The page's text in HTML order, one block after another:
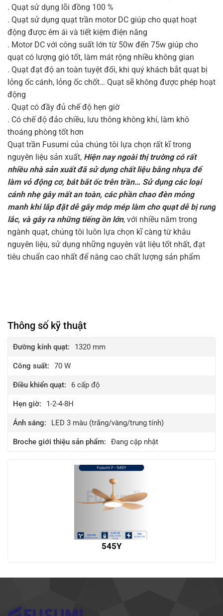
. Quạt sử dụng lõi đồng 100 %
. Quạt sử dụng quạt trần motor DC giúp cho quạt hoạt
động được êm ái và tiết kiệm điện năng
. Motor DC với công suất lớn từ 50w đến 75w giúp cho
quạt có lượng gió tốt, làm mát rộng nhiều không gian
. Quạt đạt độ an toàn tuyệt đối, khi quý khách bắt quạt bị
lỏng ốc cánh, lỏng ốc chốt… Quạt sẽ không được phép hoạt
động
. Quạt có đầy đủ chế độ hẹn giờ
. Có chế độ đảo chiều, lưu thông không khí, làm khô
thoáng phòng tốt hơn
Quạt trần Fusumi của chúng tôi lựa chọn rất kĩ trong
nguyên liệu sản xuất, Hiện nay ngoài thị trường có rất
nhiều nhà sản xuất đã sử dụng chất liệu bằng nhựa để
làm vỏ động cơ, bát bắt ốc trên trần… Sử dụng các loại
cánh nhẹ gây mất an toàn, các phần chao đèn mỏng
manh khi lắp đặt dễ gây móp mép làm cho quạt dễ bị rung
lắc, và gây ra những tiếng ồn lớn, với nhiều năm trong
ngành quạt, chúng tôi luôn lựa chọn kĩ càng từ khâu
nguyên liệu, sử dụng những nguyên vật liệu tốt nhất, đạt
tiêu chuẩn cao nhất để nâng cao chất lượng sản phẩm
Thông số kỹ thuật
Đường kính quạt: 1320 mm
Công suất: 70 W
Điều khiển quạt: 6 cấp độ
Hẹn giờ: 1-2-4-8H
Ánh sáng: LED 3 màu (trắng/vàng/trung tính)
Broche giới thiệu sản phẩm: Đang cập nhật
545Y